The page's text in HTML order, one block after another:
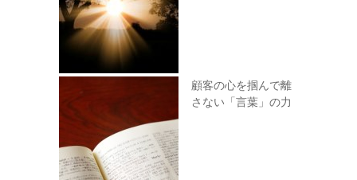
顧客の心を掴んで離
さない「言葉」の力